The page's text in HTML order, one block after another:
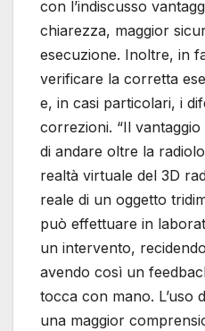
con l’indiscusso
chiarezza, maggior
esecuzione. Inoltre, in
verificare la corretta
e, in casi particolari, i
correzioni. “Il
di andare oltre la
realtà virtuale del 3D
reale di un oggetto
può effettuare in
un intervento,
avendo così un
tocca con mano. L’uso
una maggior